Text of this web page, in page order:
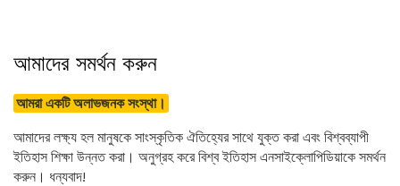
আমাদের সমর্থন করুন
আমরা একটি অলাভজনক সংস্থা।
আমাদের লক্ষ্য হল মানুষকে সাংস্কৃতিক ঐতিহ্যের সাথে যুক্ত করা এবং বিশ্বব্যাপী
ইতিহাস শিক্ষা উন্নত করা। অনুগ্রহ করে বিশ্ব ইতিহাস এনসাইক্লোপিডিয়াকে সমর্থন
করুন। ধন্যবাদ!